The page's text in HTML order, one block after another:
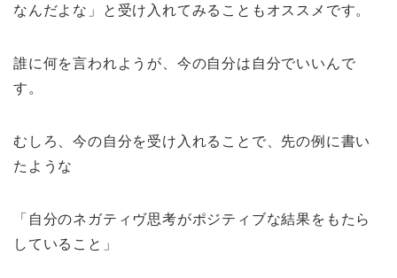
なんだよな」と受け入れてみることもオススメです。
誰に何を言われようが、今の自分は自分でいいんで
す。
むしろ、今の自分を受け入れることで、先の例に書い
たような
「自分のネガティヴ思考がポジティブな結果をもたら
していること」